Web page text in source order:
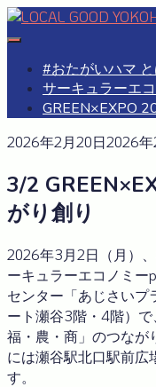
Skip
to
#おたがいハマ
サーキュラーエ
GREEN×EXPO
2026年2月20日2026年
3/2
がり創り
2026年3月2日（月）
ーキュラーエコノミー
センター「あじさい
ート瀬谷3階・4階）で
福・農・商」のつなが
には瀬谷駅北口駅前
す。